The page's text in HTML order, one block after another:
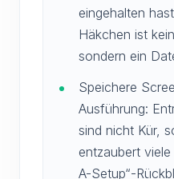
eingehalten
Häkchen ist
sondern ein
Speichere
Ausführung:
sind nicht Kür,
entzaubert
A-Setup“-